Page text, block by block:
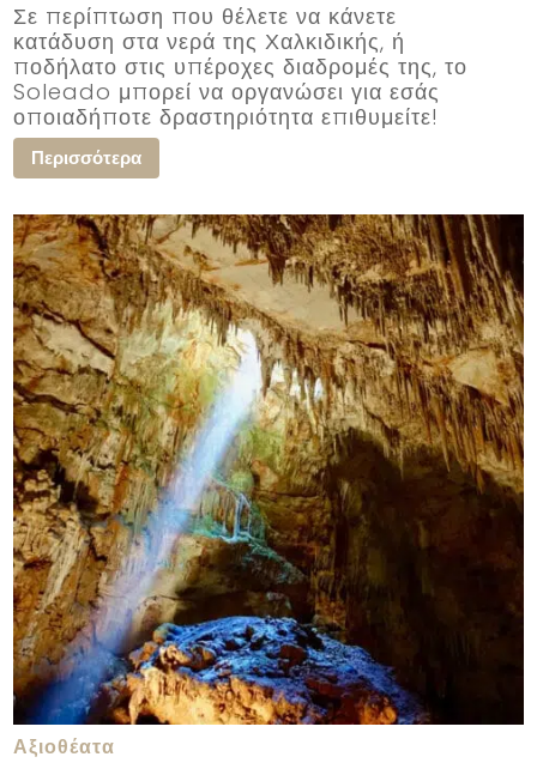
Σε περίπτωση που θέλετε να κάνετε
κατάδυση στα νερά της Χαλκιδικής, ή
ποδήλατο στις υπέροχες διαδρομές της, το
Soleado μπορεί να οργανώσει για εσάς
οποιαδήποτε δραστηριότητα επιθυμείτε!
Περισσότερα
Αξιοθέατα